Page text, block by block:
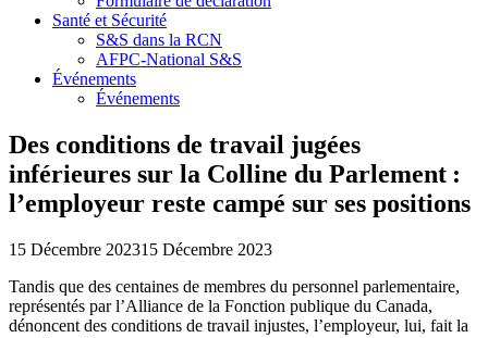
Santé et Sécurité
S&S dans la RCN
AFPC-National S&S
Événements
Événements
Des conditions de travail jugées
inférieures sur la Colline du Parlement :
l’employeur reste campé sur ses positions
15 Décembre 202315 Décembre 2023
Tandis que des centaines de membres du personnel parlementaire,
représentés par l’Alliance de la Fonction publique du Canada,
dénoncent des conditions de travail injustes, l’employeur, lui, fait la